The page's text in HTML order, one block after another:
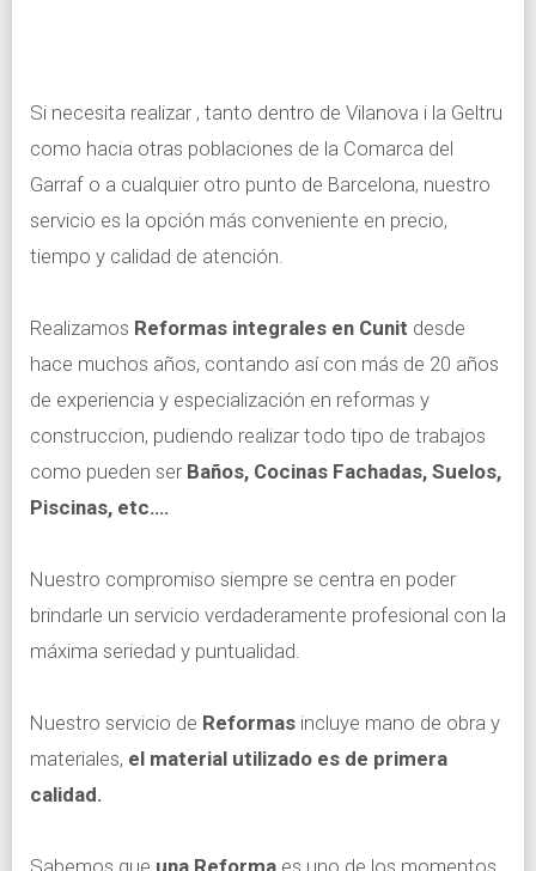
Si necesita realizar , tanto dentro de Vilanova i la Geltru
como hacia otras poblaciones de la Comarca del
Garraf o a cualquier otro punto de Barcelona, nuestro
servicio es la opción más conveniente en precio,
tiempo y calidad de atención.
Realizamos Reformas integrales en Cunit desde
hace muchos años, contando así con más de 20 años
de experiencia y especialización en reformas y
construccion, pudiendo realizar todo tipo de trabajos
como pueden ser Baños, Cocinas Fachadas, Suelos,
Piscinas, etc….
Nuestro compromiso siempre se centra en poder
brindarle un servicio verdaderamente profesional con la
máxima seriedad y puntualidad.
Nuestro servicio de Reformas incluye mano de obra y
materiales, el material utilizado es de primera
calidad.
Sabemos que una Reforma es uno de los momentos